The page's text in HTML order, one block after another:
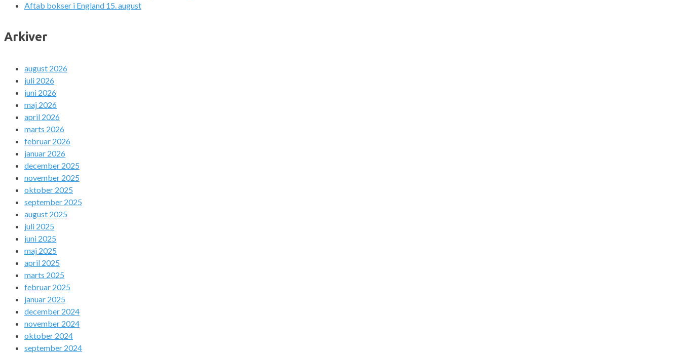
Aftab bokser i England 15. august
Arkiver
august 2026
juli 2026
juni 2026
maj 2026
april 2026
marts 2026
februar 2026
januar 2026
december 2025
november 2025
oktober 2025
september 2025
august 2025
juli 2025
juni 2025
maj 2025
april 2025
marts 2025
februar 2025
januar 2025
december 2024
november 2024
oktober 2024
september 2024